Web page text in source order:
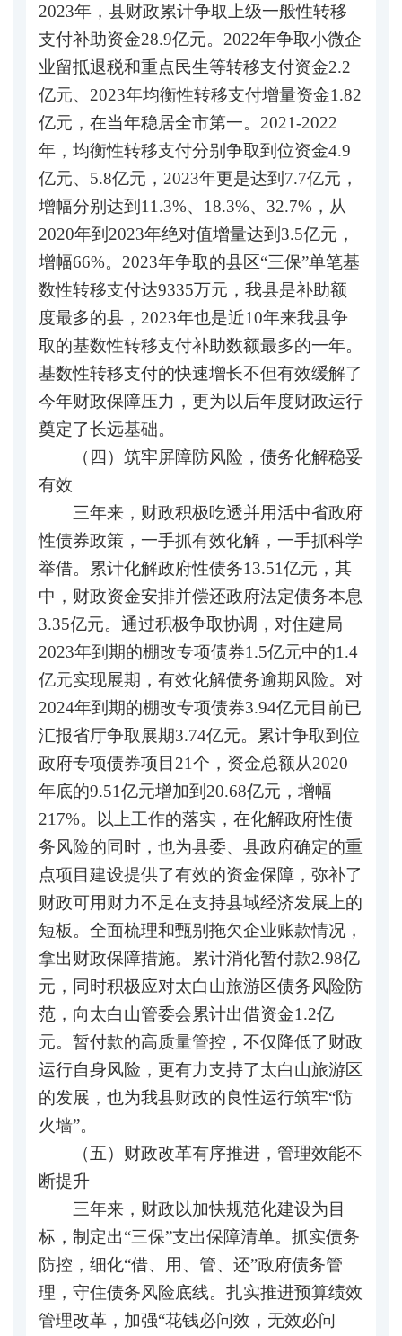
2023年，县财政累计争取上级一般性转移
支付补助资金28.9亿元。2022年争取小微企
业留抵退税和重点民生等转移支付资金2.2
亿元、2023年均衡性转移支付增量资金1.82
亿元，在当年稳居全市第一。2021-2022
年，均衡性转移支付分别争取到位资金4.9
亿元、5.8亿元，2023年更是达到7.7亿元，
增幅分别达到11.3%、18.3%、32.7%，从
2020年到2023年绝对值增量达到3.5亿元，
增幅66%。2023年争取的县区“三保”单笔基
数性转移支付达9335万元，我县是补助额
度最多的县，2023年也是近10年来我县争
取的基数性转移支付补助数额最多的一年。
基数性转移支付的快速增长不但有效缓解了
今年财政保障压力，更为以后年度财政运行
奠定了长远基础。
（四）筑牢屏障防风险，债务化解稳妥
有效
三年来，财政积极吃透并用活中省政府
性债券政策，一手抓有效化解，一手抓科学
举借。累计化解政府性债务13.51亿元，其
中，财政资金安排并偿还政府法定债务本息
3.35亿元。通过积极争取协调，对住建局
2023年到期的棚改专项债券1.5亿元中的1.4
亿元实现展期，有效化解债务逾期风险。对
2024年到期的棚改专项债券3.94亿元目前已
汇报省厅争取展期3.74亿元。累计争取到位
政府专项债券项目21个，资金总额从2020
年底的9.51亿元增加到20.68亿元，增幅
217%。以上工作的落实，在化解政府性债
务风险的同时，也为县委、县政府确定的重
点项目建设提供了有效的资金保障，弥补了
财政可用财力不足在支持县域经济发展上的
短板。全面梳理和甄别拖欠企业账款情况，
拿出财政保障措施。累计消化暂付款2.98亿
元，同时积极应对太白山旅游区债务风险防
范，向太白山管委会累计出借资金1.2亿
元。暂付款的高质量管控，不仅降低了财政
运行自身风险，更有力支持了太白山旅游区
的发展，也为我县财政的良性运行筑牢“防
火墙”。
（五）财政改革有序推进，管理效能不
断提升
三年来，财政以加快规范化建设为目
标，制定出“三保”支出保障清单。抓实债务
防控，细化“借、用、管、还”政府债务管
理，守住债务风险底线。扎实推进预算绩效
管理改革，加强“花钱必问效，无效必问